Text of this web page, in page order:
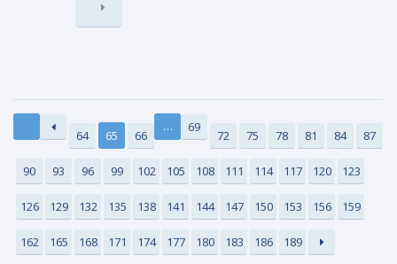
64 65 66
… 69
72 75 78 81 84 87
90 93 96 99 102 105 108 111 114 117 120 123
126 129 132 135 138 141 144 147 150 153 156 159
162 165 168 171 174 177 180 183 186 189